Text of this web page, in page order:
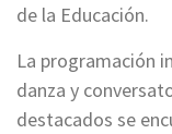
de la Educación.
La programación
danza y
destacados se